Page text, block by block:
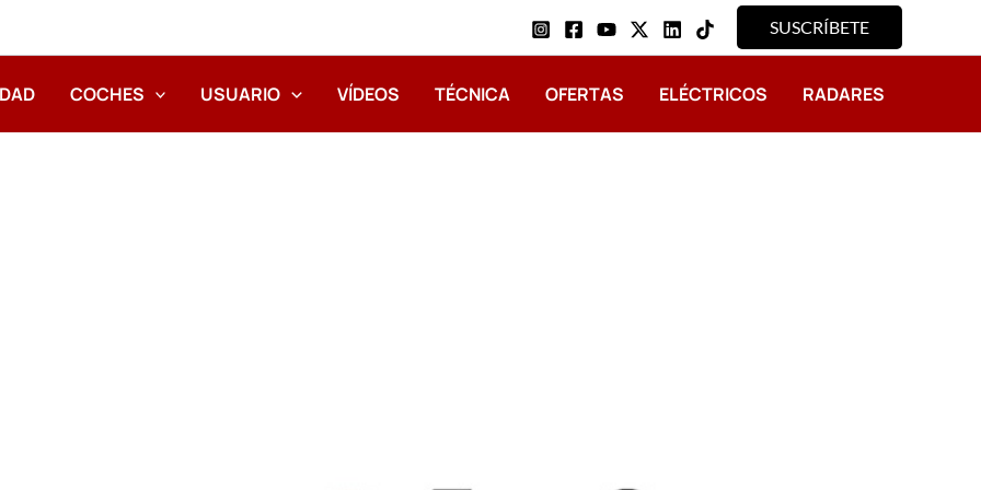
SUSCRÍBETE
COCHES USUARIO VÍDEOS TÉCNICA OFERTAS ELÉCTRICOS RADARES